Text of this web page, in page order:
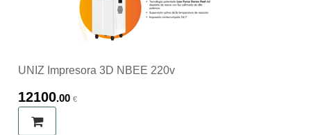
UNIZ Impresora 3D NBEE 220v
12100.00 €